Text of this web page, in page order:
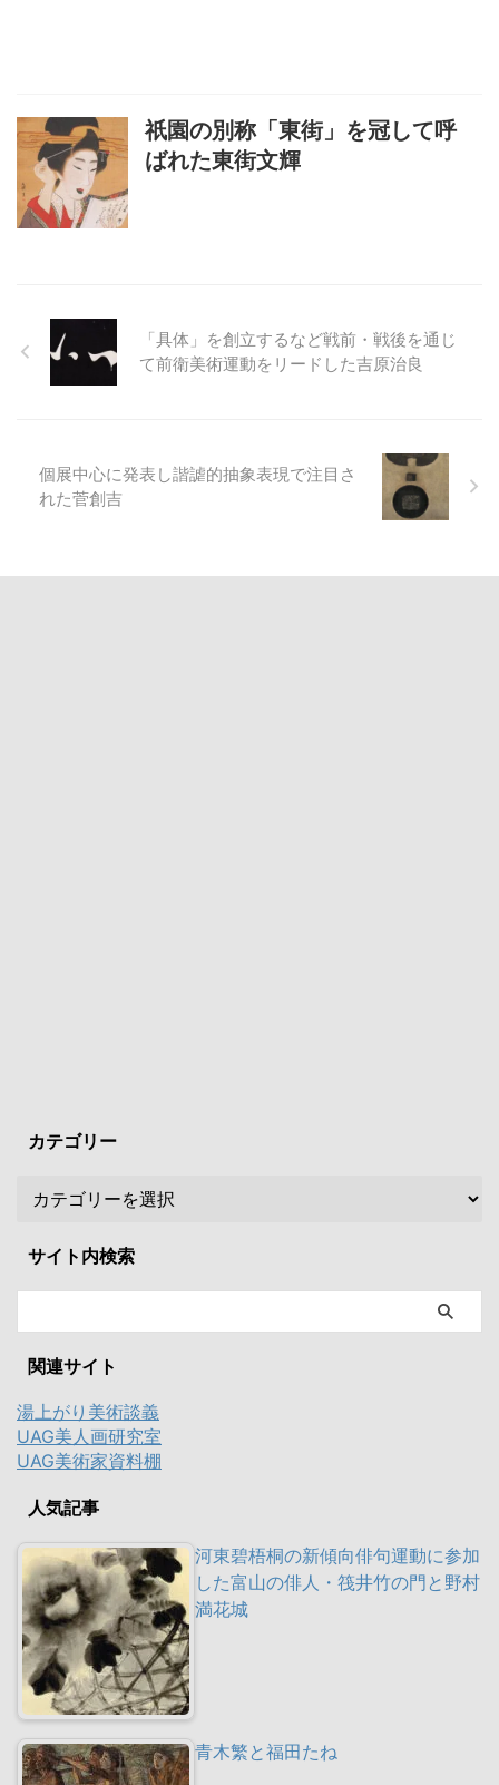
祇園の別称「東街」を冠して呼
ばれた東街文輝
「具体」を創立するなど戦前・戦後を通じ
て前衛美術運動をリードした吉原治良
個展中心に発表し諧謔的抽象表現で注目さ
れた菅創吉
カテゴリー
サイト内検索
関連サイト
湯上がり美術談義
UAG美人画研究室
UAG美術家資料棚
人気記事
河東碧梧桐の新傾向俳句運動に参加
した富山の俳人・筏井竹の門と野村
満花城
青木繁と福田たね